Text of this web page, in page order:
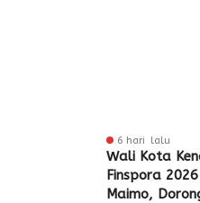
6 hari lalu
Wali Kota
Finspora
Maimo,